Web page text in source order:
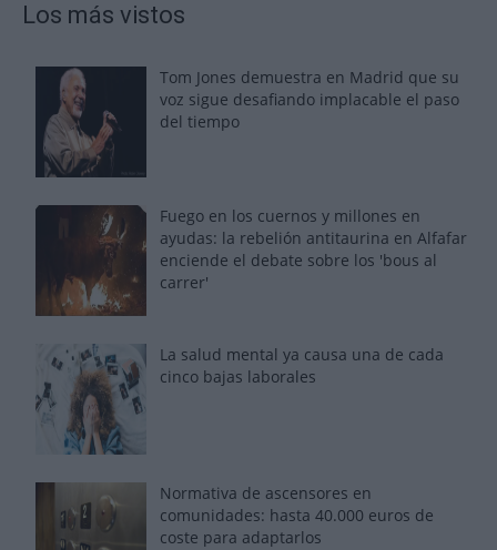
Los más vistos
Tom Jones demuestra en Madrid que su
voz sigue desafiando implacable el paso
del tiempo
Fuego en los cuernos y millones en
ayudas: la rebelión antitaurina en Alfafar
enciende el debate sobre los 'bous al
carrer'
La salud mental ya causa una de cada
cinco bajas laborales
Normativa de ascensores en
comunidades: hasta 40.000 euros de
coste para adaptarlos